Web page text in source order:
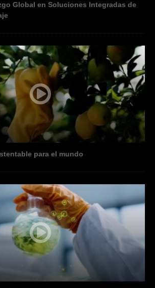
Global en Soluciones Integradas de
para el mundo